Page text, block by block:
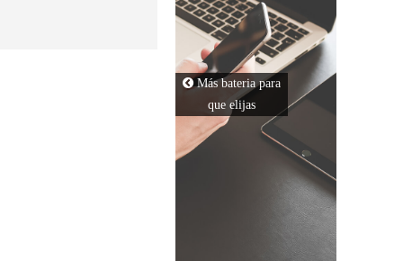
Más bateria para
que elijas
DELL
ASUS
COMPAQ
LENOVO